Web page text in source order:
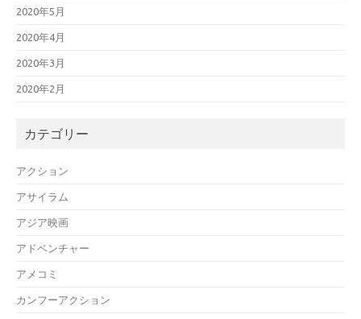
2020年5月
2020年4月
2020年3月
2020年2月
カテゴリー
アクション
アサイラム
アジア映画
アドベンチャー
アメコミ
カンフーアクション